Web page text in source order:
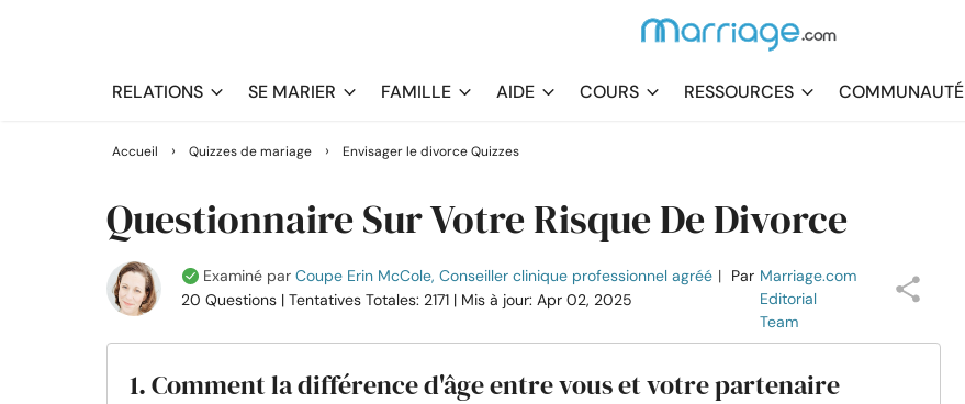
RELATIONS SE MARIER FAMILLE AIDE COURS RESSOURCES COMMUNAUTÉ
Accueil › Quizzes de mariage › Envisager le divorce Quizzes
Questionnaire Sur Votre Risque De Divorce
Examiné par Coupe Erin McCole, Conseiller clinique professionnel agréé | Par Marriage.com
Editorial
Team
20 Questions | Tentatives Totales: 2171 | Mis à jour: Apr 02, 2025
1. Comment la différence d'âge entre vous et votre partenaire